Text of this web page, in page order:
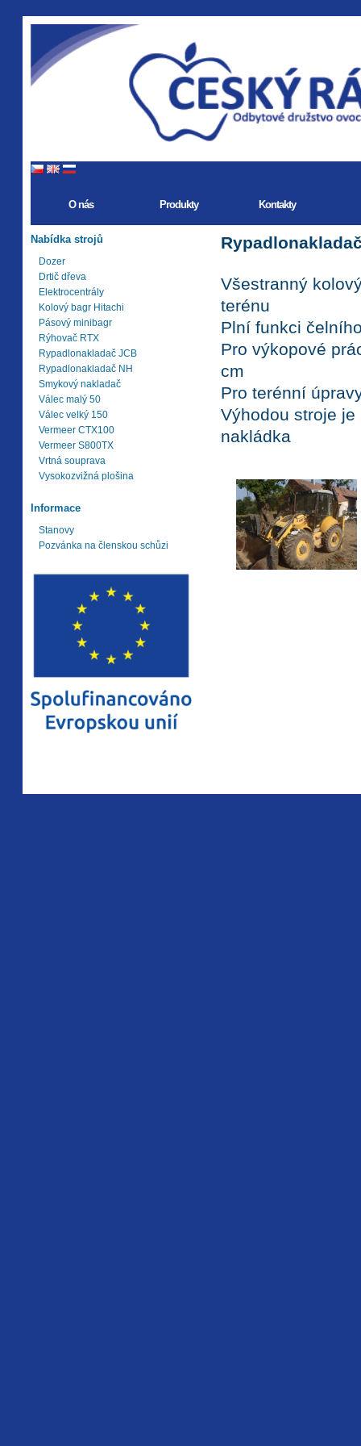
O nás Produkty Kontakty
Nabídka strojů
Dozer
Drtič dřeva
Elektrocentrály
Kolový bagr Hitachi
Pásový minibagr
Rýhovač RTX
Rypadlonakladač JCB
Rypadlonakladač NH
Smykový nakladač
Válec malý 50
Válec velký 150
Vermeer CTX100
Vermeer S800TX
Vrtná souprava
Vysokozvižná plošina
Informace
Stanovy
Pozvánka na členskou schůzi
Všestranný
terénu
Plní funkci
Pro výkopové
cm
Pro terénní
Výhodou stroje
nakládka